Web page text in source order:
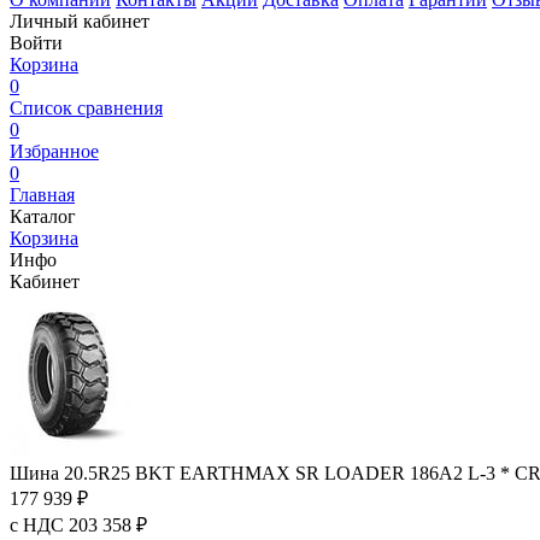
Личный кабинет
Войти
Корзина
0
Список сравнения
0
Избранное
0
Главная
Каталог
Корзина
Инфо
Кабинет
Шина 20.5R25 BKT EARTHMAX SR LOADER 186A2 L-3 *
177 939 ₽
с НДС 203 358 ₽